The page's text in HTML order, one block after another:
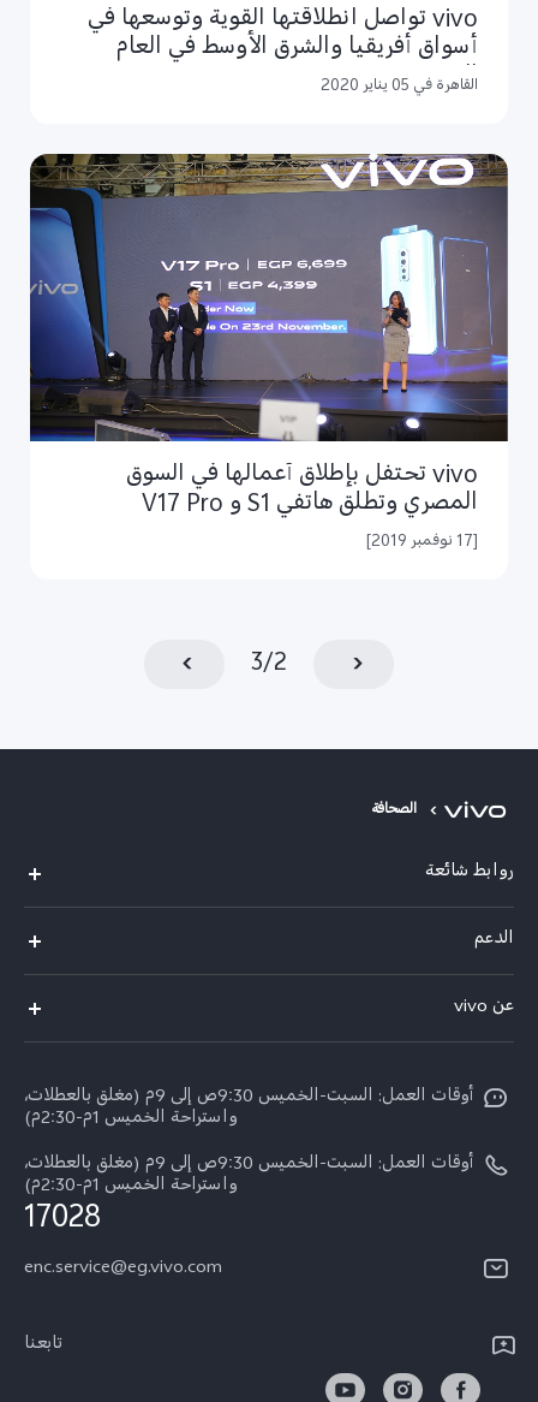
vivo تواصل انطلاقتها القوية وتوسعها في
أسواق أفريقيا والشرق الأوسط في العام
الجديد 2020
القاهرة في 05 يناير 2020
vivo تحتفل بإطلاق أعمالها في السوق
المصري وتطلق هاتفي S1 و V17 Pro
[17 نوفمبر 2019]
2
/
3
الصحافة
روابط شائعة
X300 FE
X300 Ultra
Y11d
V70 FE
Y31d
الدعم
Funtouch OS
مراكز الصيانة
أسعار قطع الغيار
إجراء حجز للإصلاح
خدمة التوصيل للإصلاح
الاستعلام عن مستوى تقدم الإصلاح
عن vivo
الأخبار
ARABIC/العربية:
مركز الخصوصية لدى vivo
أوقات العمل: السبت-الخميس 9:30ص إلى 9م (مغلق بالعطلات،
واستراحة الخميس 1م-2:30م)
أوقات العمل: السبت-الخميس 9:30ص إلى 9م (مغلق بالعطلات،
واستراحة الخميس 1م-2:30م)
17028
enc.service@eg.vivo.com
تابعنا